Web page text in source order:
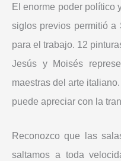
El enorme poder político
siglos previos permitió a
para el trabajo. 12
Jesús y Moisés
maestras del arte
puede apreciar con la
Reconozco que las
saltamos a toda